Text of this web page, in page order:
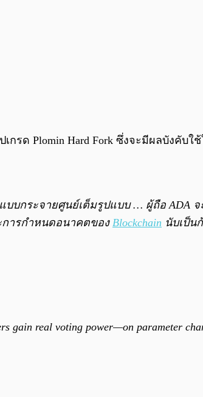
รด Plomin Hard Fork ซึ่งจะมีผลบังคับใ
บบกระจายศูนย์เต็มรูปแบบ … ผู้ถือ ADA
การกำหนดอนาคตของ Blockchain นับเป็น
gain real voting power—on parameter